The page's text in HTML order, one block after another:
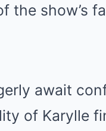
the show’s
await
of Karylle